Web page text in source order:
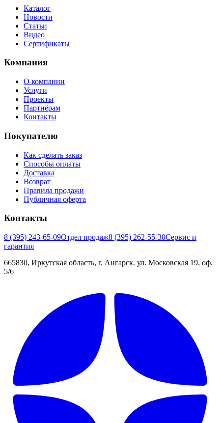
Каталог
Новости
Статьи
Видео
Сертификаты
Компания
О компании
Услуги
Проекты
Партнёрам
Контакты
Покупателю
Как сделать заказ
Способы оплаты
Доставка
Возврат
Правила продажи
Публичная оферта
Контакты
8 (395) 243-65-09Отдел продаж8 (395) 262-55-30Сервис и
гарантия
665830, Иркутская область, г. Ангарск. ул. Московская 19, оф.
5/6